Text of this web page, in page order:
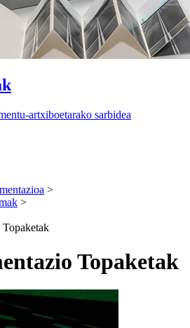
artxiboetarako sarbidea
>
>
Topaketak